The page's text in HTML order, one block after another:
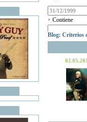
Contiene
Blog: Criterios